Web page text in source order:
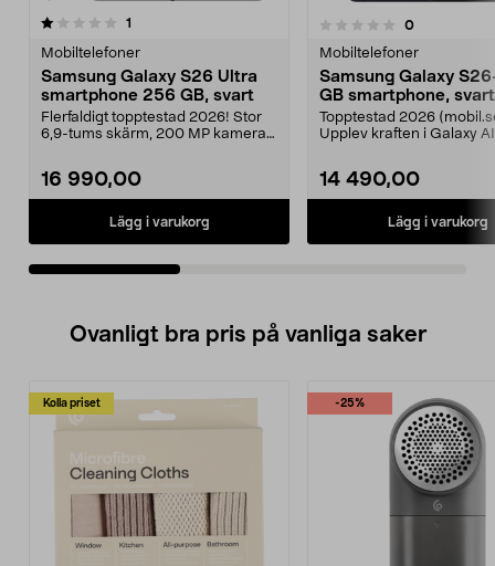
1
Mobiltelefoner
Samsung Galaxy S26 Ultra
smartphone 256 GB, svart
Flerfaldigt topptestad 2026! Stor
6,9-tums skärm, 200 MP kamera
16 990,00
Lägg i varukorg
0.0 av 5 stjärnor 0recensioner
Mobiltelefoner
Samsung Galaxy
GB smartphone, svart
Topptestad 2026
Upplev kraften i Galaxy
14 490,00
Lägg i varukorg
0.0 av 5 stjärnor
Ovanligt bra pris på vanliga saker
Kolla priset -25%